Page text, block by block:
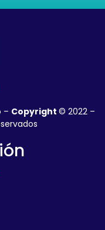
– Copyright © 2022 –